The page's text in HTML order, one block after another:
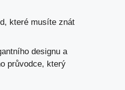
které musíte znát
designu a
průvodce, který